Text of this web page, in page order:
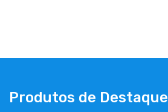
Produtos de Destaque